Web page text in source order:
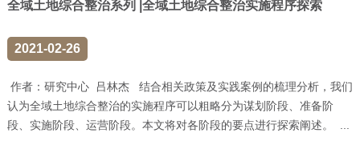
全域土地综合整治系列 |全域土地综合整治实施程序探索
2021-02-26
作者：研究中心 吕林杰 结合相关政策及实践案例的梳理分析，我们
认为全域土地综合整治的实施程序可以粗略分为谋划阶段、准备阶
段、实施阶段、运营阶段。本文将对各阶段的要点进行探索阐述。 ...